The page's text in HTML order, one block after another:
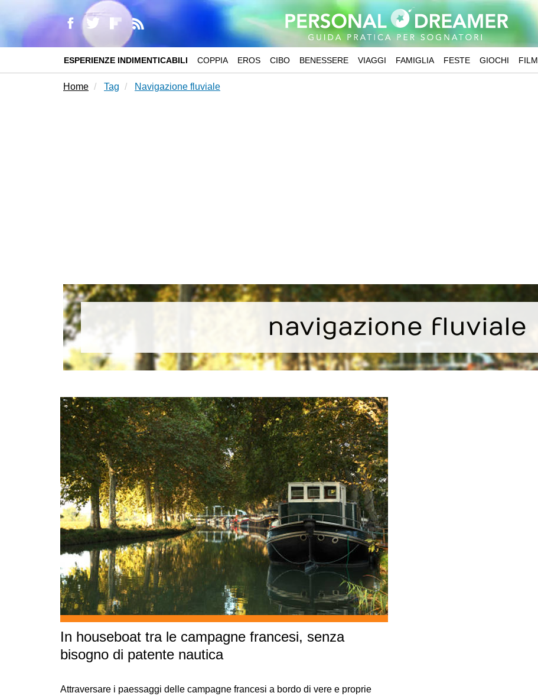
ESPERIENZE INDIMENTICABILI COPPIA EROS CIBO BENESSERE VIAGGI FAMIGLIA FESTE GIOCHI FILM
Home Tag Navigazione fluviale
navigazione fluviale
In houseboat tra le campagne francesi, senza
bisogno di patente nautica
Attraversare i paessaggi delle campagne francesi a bordo di vere e proprie